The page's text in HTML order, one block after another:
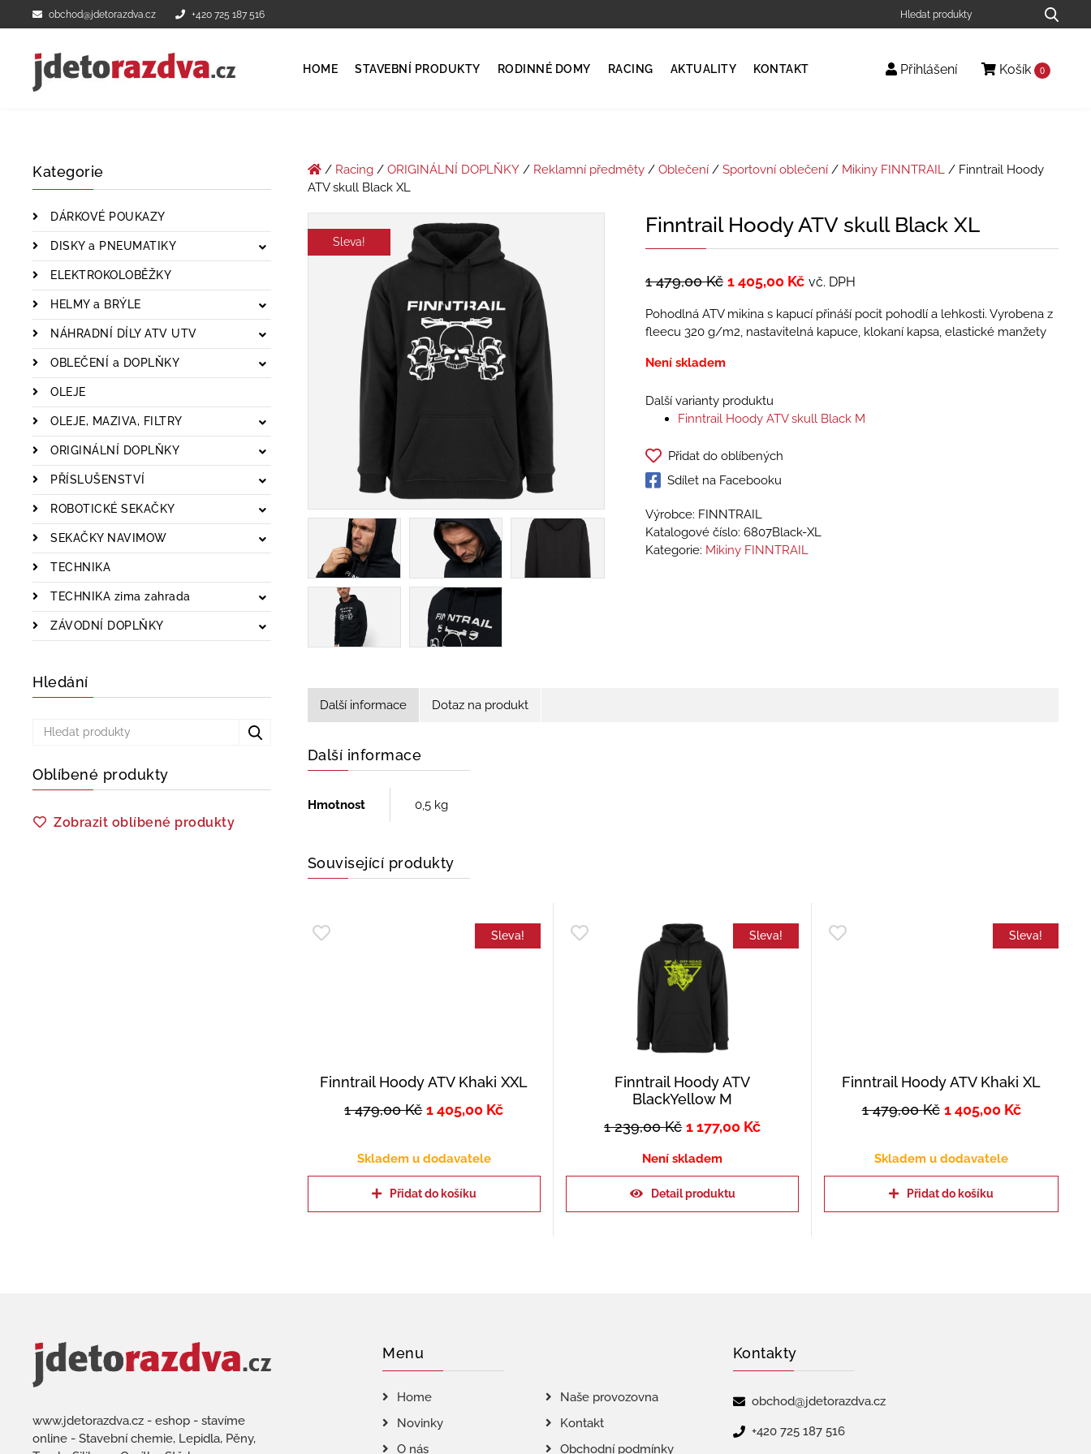
obchod@jdetorazdva.cz +420 725 187 516
HOME STAVEBNÍ PRODUKTY RODINNÉ DOMY RACING AKTUALITY KONTAKT Přihlášení Košík 0
Kategorie
DÁRKOVÉ POUKAZY
DISKY a PNEUMATIKY
ELEKTROKOLOBĚŽKY
HELMY a BRÝLE
NÁHRADNÍ DÍLY ATV UTV
OBLEČENÍ a DOPLŇKY
OLEJE
OLEJE, MAZIVA, FILTRY
ORIGINÁLNÍ DOPLŇKY
PŘÍSLUŠENSTVÍ
ROBOTICKÉ SEKAČKY
SEKAČKY NAVIMOW
TECHNIKA
TECHNIKA zima zahrada
ZÁVODNÍ DOPLŇKY
Hledání
Oblíbené produkty
Zobrazit oblíbené produkty
/ Racing/ ORIGINÁLNÍ DOPLŇKY/ Reklamní předměty/ Oblečení/ Sportovní oblečení/ Mikiny FINNTRAIL
/ Finntrail Hoody
ATV skull Black XL
Sleva!
Finntrail Hoody ATV skull Black XL
1 479,00Kč 1 405,00 Kč vč. DPH
Pohodlná ATV mikina s kapucí přináší pocit pohodlí a lehkosti. Vyrobena z
fleecu 320 g/m2, nastavitelná kapuce, klokaní kapsa, elastické manžety
Není skladem
Další varianty produktu
Finntrail Hoody ATV skull Black M
Přidat do oblíbených
Sdílet na Facebooku
Výrobce: FINNTRAIL
Katalogové číslo: 6807Black-XL
Kategorie: Mikiny FINNTRAIL
Další informace Dotaz na produkt
Další informace
Hmotnost 0,5 kg
Související produkty
Sleva!
Finntrail Hoody ATV Khaki XXL
1 479,00Kč 1 405,00 Kč
Skladem u dodavatele
Přidat do košíku
Sleva!
Finntrail Hoody ATV
BlackYellow M
1 239,00Kč 1 177,00 Kč
Není skladem
Detail produktu
Sleva!
Finntrail Hoody ATV Khaki XL
1 479,00Kč 1 405,00 Kč
Skladem u dodavatele
Přidat do košíku
www.jdetorazdva.cz - eshop - stavíme
online - Stavební chemie, Lepidla, Pěny,
Menu
Home
Naše provozovna
Novinky
Kontakt
O nás
Obchodní podmínky
Kontakty
obchod@jdetorazdva.cz
+420 725 187 516